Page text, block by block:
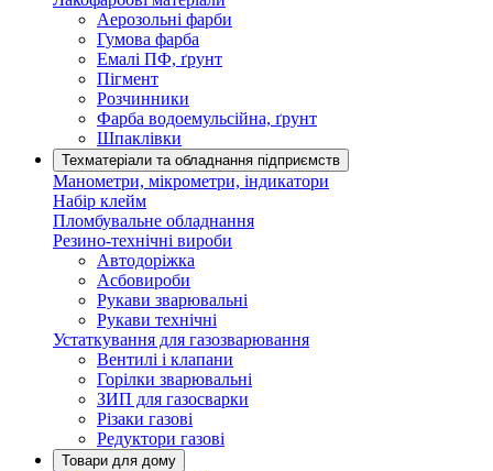
Аерозольні фарби
Гумова фарба
Емалі ПФ, ґрунт
Пігмент
Розчинники
Фарба водоемульсійна, ґрунт
Шпаклівки
Техматеріали та обладнання підприємств
Манометри, мікрометри, індикатори
Набір клейм
Пломбувальне обладнання
Резино-технічні вироби
Автодоріжка
Асбовироби
Рукави зварювальні
Рукави технічні
Устаткування для газозварювання
Вентилі і клапани
Горілки зварювальні
ЗИП для газосварки
Різаки газові
Редуктори газові
Товари для дому